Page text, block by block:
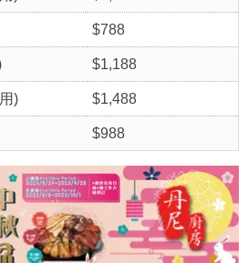
$788
$1,188
) $1,488
$988